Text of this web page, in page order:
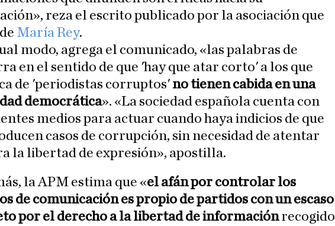
reza el escrito publicado por la asociación que
María Rey.
modo, agrega el comunicado, «las palabras de
en el sentido de que 'hay que atar corto' a los que
de 'periodistas corruptos' no tienen cabida en una
democrática». «La sociedad española cuenta con
medios para actuar cuando haya indicios de que
casos de corrupción, sin necesidad de atentar
la libertad de expresión», apostilla.
la APM estima que «el afán por controlar los
de comunicación es propio de partidos con un escaso
por el derecho a la libertad de informaciónrecogido